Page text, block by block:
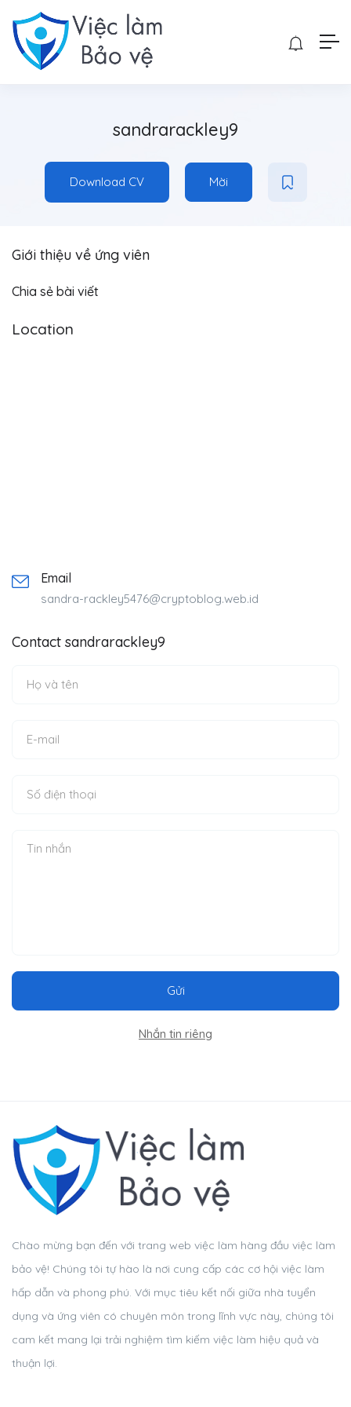
sandrarackley9
Download CV Mời
Giới thiệu về ứng viên
Chia sẻ bài viết
Location
Email
sandra-rackley5476@cryptoblog.web.id
Contact sandrarackley9
Gửi
Nhắn tin riêng
Chào mừng bạn đến với trang web việc làm hàng đầu việc làm
bảo vệ! Chúng tôi tự hào là nơi cung cấp các cơ hội việc làm
hấp dẫn và phong phú. Với mục tiêu kết nối giữa nhà tuyển
dụng và ứng viên có chuyên môn trong lĩnh vực này, chúng tôi
cam kết mang lại trải nghiệm tìm kiếm việc làm hiệu quả và
thuận lợi.